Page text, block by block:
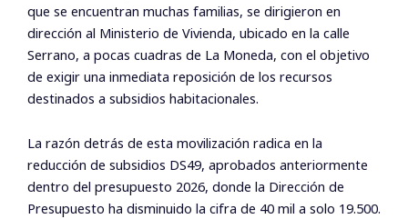
que se encuentran muchas familias, se dirigieron en
dirección al Ministerio de Vivienda, ubicado en la calle
Serrano, a pocas cuadras de La Moneda, con el objetivo
de exigir una inmediata reposición de los recursos
destinados a subsidios habitacionales.
La razón detrás de esta movilización radica en la
reducción de subsidios DS49, aprobados anteriormente
dentro del presupuesto 2026, donde la Dirección de
Presupuesto ha disminuido la cifra de 40 mil a solo 19.500.